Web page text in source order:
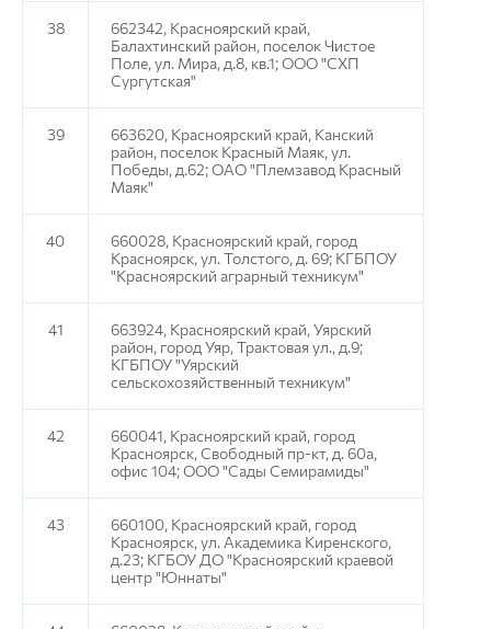
38
662342, Красноярский край,
Балахтинский район, поселок Чистое
Поле, ул. Мира, д.8, кв.1; ООО "СХП
Сургутская"
39
663620, Красноярский край, Канский
район, поселок Красный Маяк, ул.
Победы, д.62; ОАО "Племзавод Красный
Маяк"
40
660028, Красноярский край, город
Красноярск, ул. Толстого, д. 69; КГБПОУ
"Красноярский аграрный техникум"
41
663924, Красноярский край, Уярский
район, город Уяр, Трактовая ул., д.9;
КГБПОУ "Уярский
сельскохозяйственный техникум"
42
660041, Красноярский край, город
Красноярск, Свободный пр-кт, д. 60а,
офис 104; ООО "Сады Семирамиды"
43
660100, Красноярский край, город
Красноярск, ул. Академика Киренского,
д.23; КГБОУ ДО "Красноярский краевой
центр "Юннаты"